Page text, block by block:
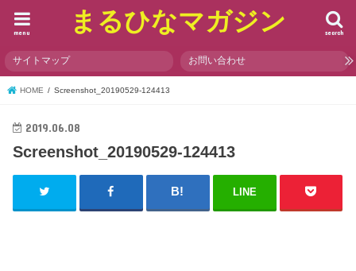
まるひなマガジン search
menu
サイトマップ お問い合わせ
HOME Screenshot_20190529-124413
2019.06.08
Screenshot_20190529-124413
LINE